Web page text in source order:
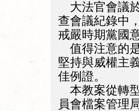
大法官會議
查會議紀錄中
戒嚴時期黨國
值得注意的
堅持與威權主
佳例證。
本教案從轉
員會檔案管理